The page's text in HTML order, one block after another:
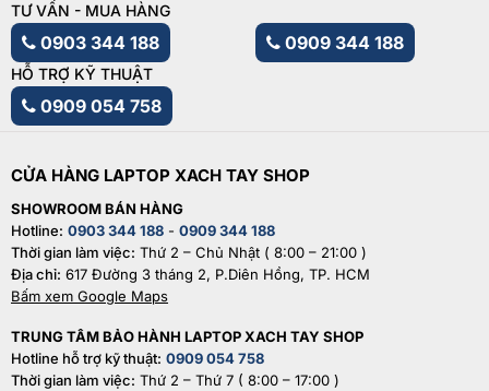
TƯ VẤN - MUA HÀNG
0903 344 188 0909 344 188
HỖ TRỢ KỸ THUẬT
0909 054 758
CỬA HÀNG LAPTOP XACH TAY SHOP
SHOWROOM BÁN HÀNG
Hotline: 0903 344 188 - 0909 344 188
Thời gian làm việc: Thứ 2 – Chủ Nhật ( 8:00 – 21:00 )
Địa chỉ: 617 Đường 3 tháng 2, P.Diên Hồng, TP. HCM
Bấm xem Google Maps
TRUNG TÂM BẢO HÀNH LAPTOP XACH TAY SHOP
Hotline hỗ trợ kỹ thuật: 0909 054 758
Thời gian làm việc: Thứ 2 – Thứ 7 ( 8:00 – 17:00 )